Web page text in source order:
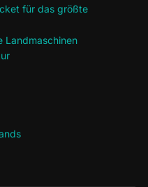
für das größte
Landmaschinen